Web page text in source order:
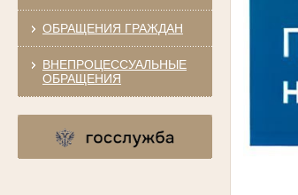
ОБРАЩЕНИЯ ГРАЖДАН
ВНЕПРОЦЕССУАЛЬНЫЕ
ОБРАЩЕНИЯ